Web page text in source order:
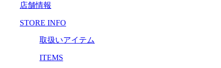
店舗情報
STORE INFO
取扱いアイテム
ITEMS